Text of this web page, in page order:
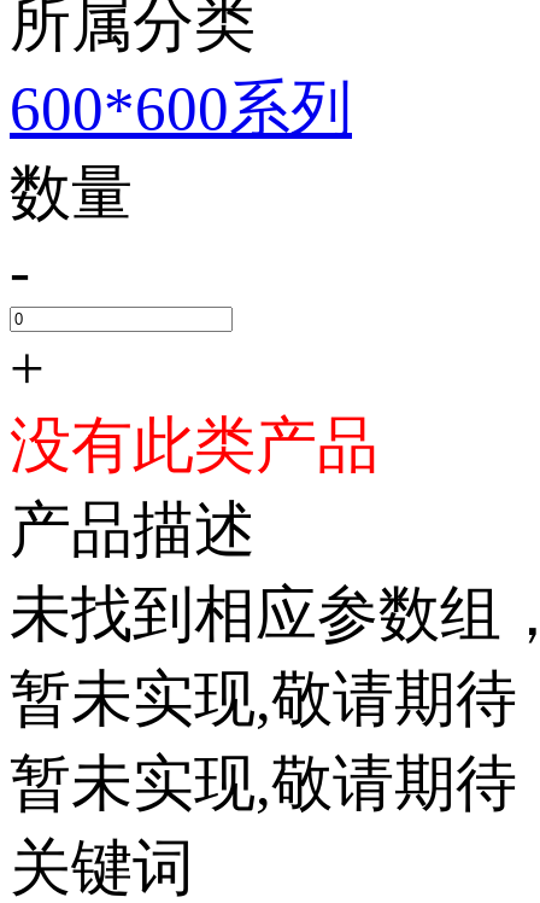
所属分类
600*600系列
数量
-
+
没有此类产品
产品描述
未找到相应参数组
暂未实现,敬请期待
暂未实现,敬请期待
关键词